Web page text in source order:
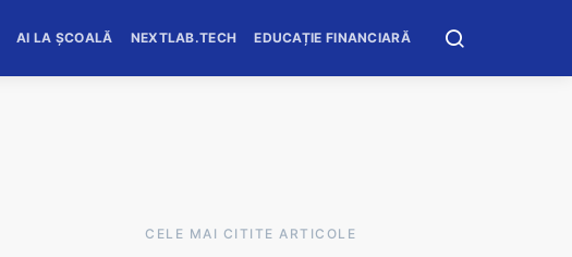
AI LA ȘCOALĂ NEXTLAB.TECH EDUCAȚIE FINANCIARĂ
CELE MAI CITITE ARTICOLE